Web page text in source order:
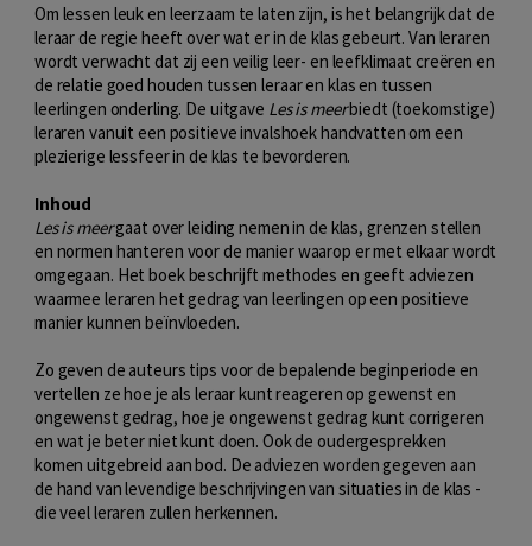
Om lessen leuk en leerzaam te laten zijn, is het belangrijk dat de
leraar de regie heeft over wat er in de klas gebeurt. Van leraren
wordt verwacht dat zij een veilig leer- en leefklimaat creëren en
de relatie goed houden tussen leraar en klas en tussen
leerlingen onderling. De uitgave Les is meerbiedt (toekomstige)
leraren vanuit een positieve invalshoek handvatten om een
plezierige lessfeer in de klas te bevorderen.
Inhoud
Les is meergaat over leiding nemen in de klas, grenzen stellen
en normen hanteren voor de manier waarop er met elkaar wordt
omgegaan. Het boek beschrijft methodes en geeft adviezen
waarmee leraren het gedrag van leerlingen op een positieve
manier kunnen beïnvloeden.
Zo geven de auteurs tips voor de bepalende beginperiode en
vertellen ze hoe je als leraar kunt reageren op gewenst en
ongewenst gedrag, hoe je ongewenst gedrag kunt corrigeren
en wat je beter niet kunt doen. Ook de oudergesprekken
komen uitgebreid aan bod. De adviezen worden gegeven aan
de hand van levendige beschrijvingen van situaties in de klas -
die veel leraren zullen herkennen.